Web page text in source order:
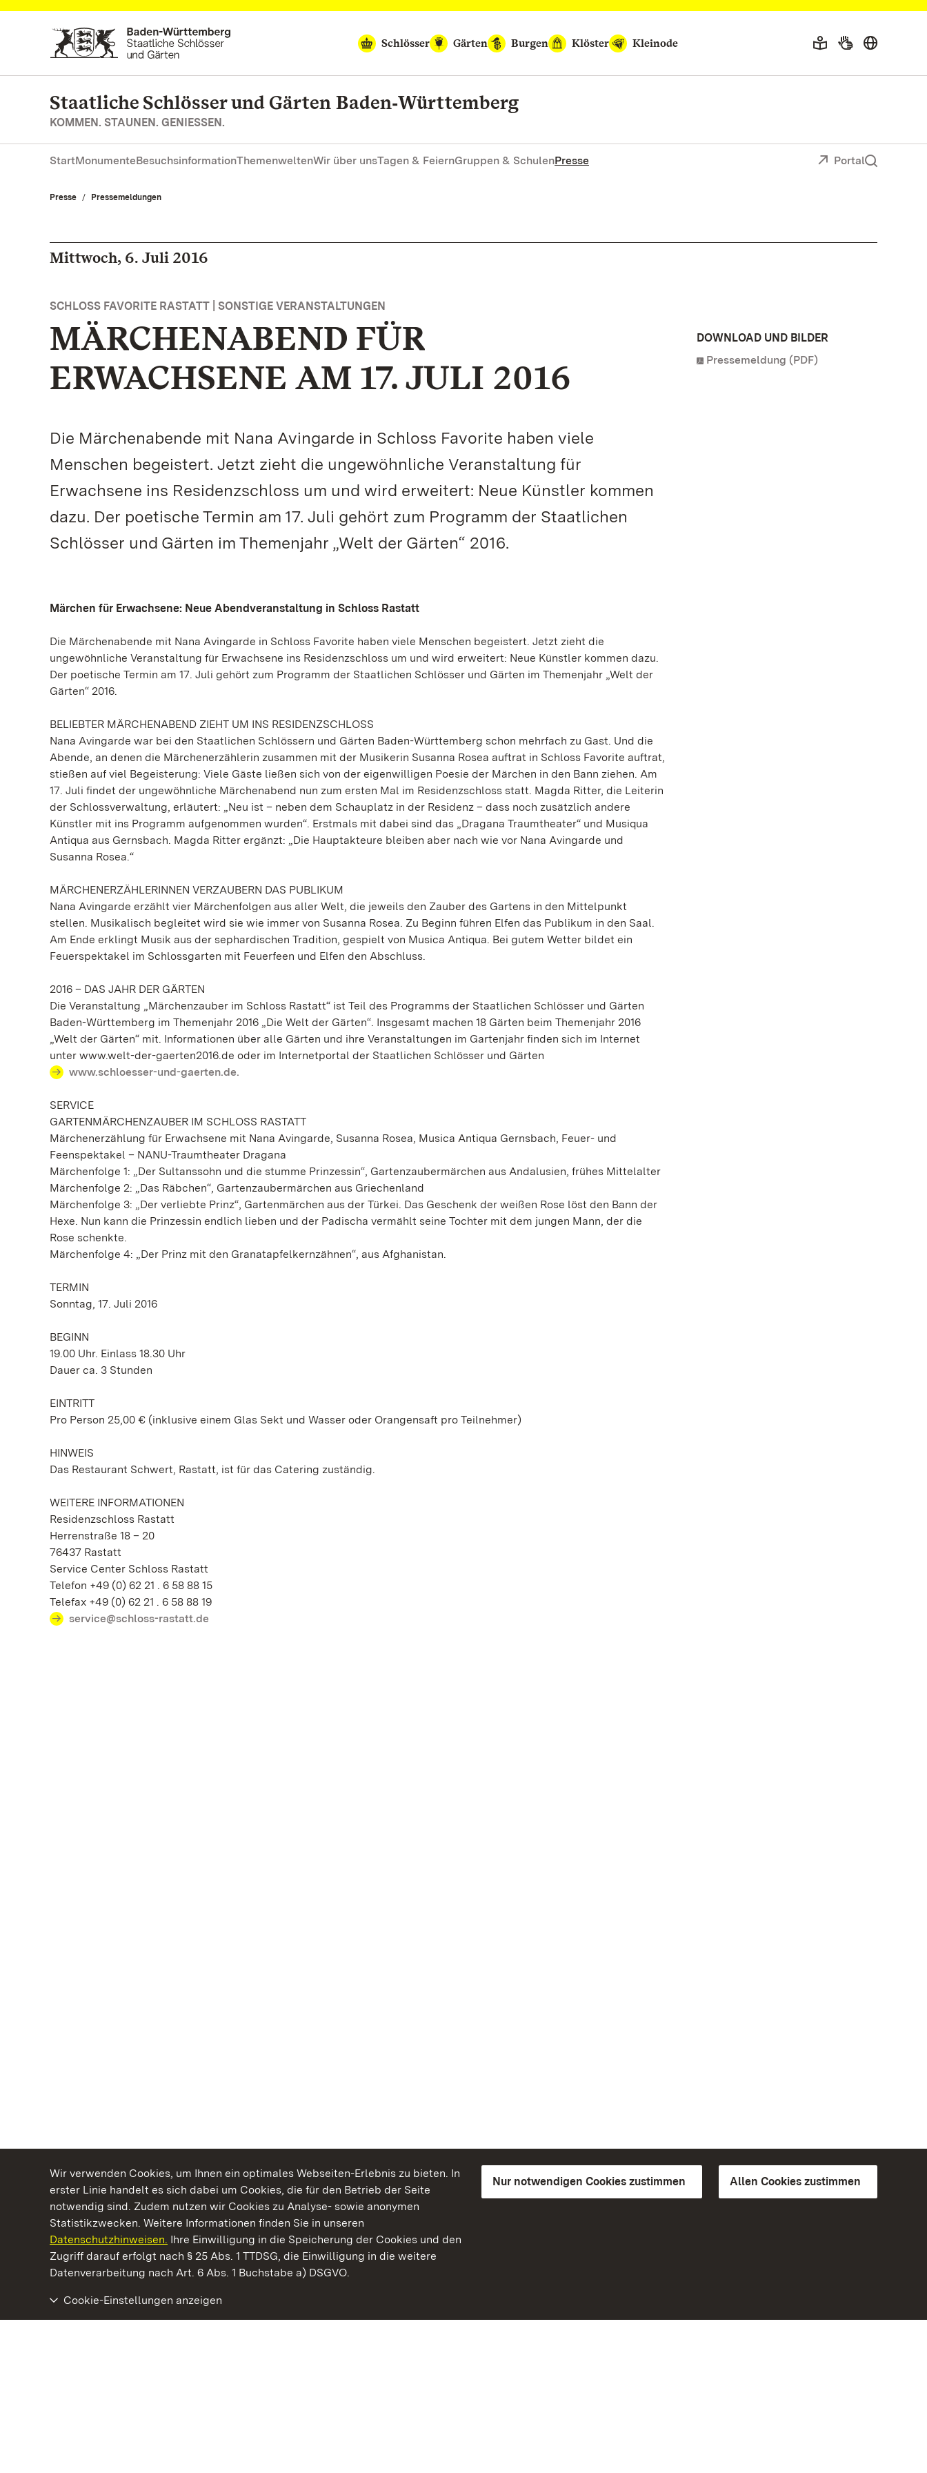
Wir verwenden Cookies, um Ihnen ein optimales Webseiten-Erlebnis zu bieten. In
erster Linie handelt es sich dabei um Cookies, die für den Betrieb der Seite
notwendig sind. Zudem nutzen wir Cookies zu Analyse- sowie anonymen
Statistikzwecken. Weitere Informationen finden Sie in unseren
Datenschutzhinweisen. Ihre Einwilligung in die Speicherung der Cookies und den
Zugriff darauf erfolgt nach § 25 Abs. 1 TTDSG, die Einwilligung in die weitere
Datenverarbeitung nach Art. 6 Abs. 1 Buchstabe a) DSGVO.
Nur notwendigen Cookies zustimmen Allen Cookies zustimmen
Cookie-Einstellungen anzeigen
Zum Hauptinhalt springen
Schlösser
Gärten Burgen Klöster Kleinode
Staatliche Schlösser und Gärten Baden‑Württemberg
KOMMEN. STAUNEN. GENIESSEN.
StartMonumenteBesuchsinformationThemenweltenWir über unsTagen & FeiernGruppen & SchulenPresse Portal
Presse Pressemeldungen
Mittwoch, 6. Juli 2016
SCHLOSS FAVORITE RASTATT | SONSTIGE VERANSTALTUNGEN
MÄRCHENABEND FÜR
ERWACHSENE AM 17. JULI 2016
Die Märchenabende mit Nana Avingarde in Schloss Favorite haben viele
Menschen begeistert. Jetzt zieht die ungewöhnliche Veranstaltung für
Erwachsene ins Residenzschloss um und wird erweitert: Neue Künstler kommen
dazu. Der poetische Termin am 17. Juli gehört zum Programm der Staatlichen
Schlösser und Gärten im Themenjahr „Welt der Gärten“ 2016.
Märchen für Erwachsene: Neue Abendveranstaltung in Schloss Rastatt
Die Märchenabende mit Nana Avingarde in Schloss Favorite haben viele Menschen begeistert. Jetzt zieht die
ungewöhnliche Veranstaltung für Erwachsene ins Residenzschloss um und wird erweitert: Neue Künstler kommen dazu.
Der poetische Termin am 17. Juli gehört zum Programm der Staatlichen Schlösser und Gärten im Themenjahr „Welt der
Gärten“ 2016.
BELIEBTER MÄRCHENABEND ZIEHT UM INS RESIDENZSCHLOSS
Nana Avingarde war bei den Staatlichen Schlössern und Gärten Baden-Württemberg schon mehrfach zu Gast. Und die
Abende, an denen die Märchenerzählerin zusammen mit der Musikerin Susanna Rosea auftrat in Schloss Favorite auftrat,
stießen auf viel Begeisterung: Viele Gäste ließen sich von der eigenwilligen Poesie der Märchen in den Bann ziehen. Am
17. Juli findet der ungewöhnliche Märchenabend nun zum ersten Mal im Residenzschloss statt. Magda Ritter, die Leiterin
der Schlossverwaltung, erläutert: „Neu ist – neben dem Schauplatz in der Residenz – dass noch zusätzlich andere
Künstler mit ins Programm aufgenommen wurden“. Erstmals mit dabei sind das „Dragana Traumtheater“ und Musiqua
Antiqua aus Gernsbach. Magda Ritter ergänzt: „Die Hauptakteure bleiben aber nach wie vor Nana Avingarde und
Susanna Rosea.“
MÄRCHENERZÄHLERINNEN VERZAUBERN DAS PUBLIKUM
Nana Avingarde erzählt vier Märchenfolgen aus aller Welt, die jeweils den Zauber des Gartens in den Mittelpunkt
stellen. Musikalisch begleitet wird sie wie immer von Susanna Rosea. Zu Beginn führen Elfen das Publikum in den Saal.
Am Ende erklingt Musik aus der sephardischen Tradition, gespielt von Musica Antiqua. Bei gutem Wetter bildet ein
Feuerspektakel im Schlossgarten mit Feuerfeen und Elfen den Abschluss.
2016 – DAS JAHR DER GÄRTEN
Die Veranstaltung „Märchenzauber im Schloss Rastatt“ ist Teil des Programms der Staatlichen Schlösser und Gärten
Baden-Württemberg im Themenjahr 2016 „Die Welt der Gärten“. Insgesamt machen 18 Gärten beim Themenjahr 2016
„Welt der Gärten“ mit. Informationen über alle Gärten und ihre Veranstaltungen im Gartenjahr finden sich im Internet
unter www.welt-der-gaerten2016.de oder im Internetportal der Staatlichen Schlösser und Gärten
www.schloesser-und-gaerten.de.
SERVICE
GARTENMÄRCHENZAUBER IM SCHLOSS RASTATT
Märchenerzählung für Erwachsene mit Nana Avingarde, Susanna Rosea, Musica Antiqua Gernsbach, Feuer- und
Feenspektakel – NANU-Traumtheater Dragana
Märchenfolge 1: „Der Sultanssohn und die stumme Prinzessin“, Gartenzaubermärchen aus Andalusien, frühes Mittelalter
Märchenfolge 2: „Das Räbchen“, Gartenzaubermärchen aus Griechenland
Märchenfolge 3: „Der verliebte Prinz“, Gartenmärchen aus der Türkei. Das Geschenk der weißen Rose löst den Bann der
Hexe. Nun kann die Prinzessin endlich lieben und der Padischa vermählt seine Tochter mit dem jungen Mann, der die
Rose schenkte.
Märchenfolge 4: „Der Prinz mit den Granatapfelkernzähnen“, aus Afghanistan.
TERMIN
Sonntag, 17. Juli 2016
BEGINN
19.00 Uhr. Einlass 18.30 Uhr
Dauer ca. 3 Stunden
EINTRITT
Pro Person 25,00 € (inklusive einem Glas Sekt und Wasser oder Orangensaft pro Teilnehmer)
HINWEIS
Das Restaurant Schwert, Rastatt, ist für das Catering zuständig.
WEITERE INFORMATIONEN
Residenzschloss Rastatt
Herrenstraße 18 – 20
76437 Rastatt
Service Center Schloss Rastatt
Telefon +49 (0) 62 21 . 6 58 88 15
Telefax +49 (0) 62 21 . 6 58 88 19
service@schloss-rastatt.de
DOWNLOAD UND BILDER
Pressemeldung (PDF)
Kommen. Staunen. Genießen.